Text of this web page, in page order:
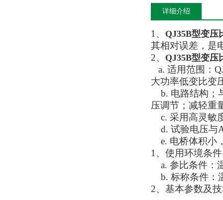
详细介绍
1、 QJ35B型变压
其相对误差，是
2、 QJ35B型变压
a. 适用范围：
大功率低变比变
b. 电路结构；
压调节；减轻重
c. 采用高灵敏
d. 试验电压与
e. 电桥体积小
1、使用环境条件
a. 参比条件：
b. 标称条件：
2、基本参数及